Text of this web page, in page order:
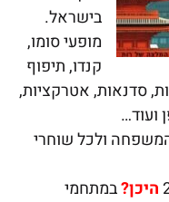
בישראל.
מופעי סומו,
קנדו, תיפוף
סדנאות, אטרקציות,
ועוד…
ולכל שוחרי
היכן?במתחמי